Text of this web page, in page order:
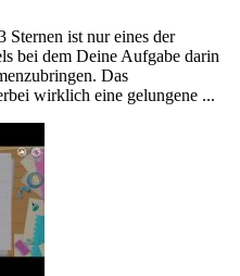
ist nur eines der
bei dem Deine Aufgabe darin
Das
wirklich eine gelungene ...